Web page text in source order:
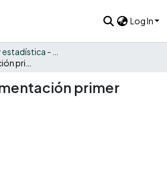
Log In
primer